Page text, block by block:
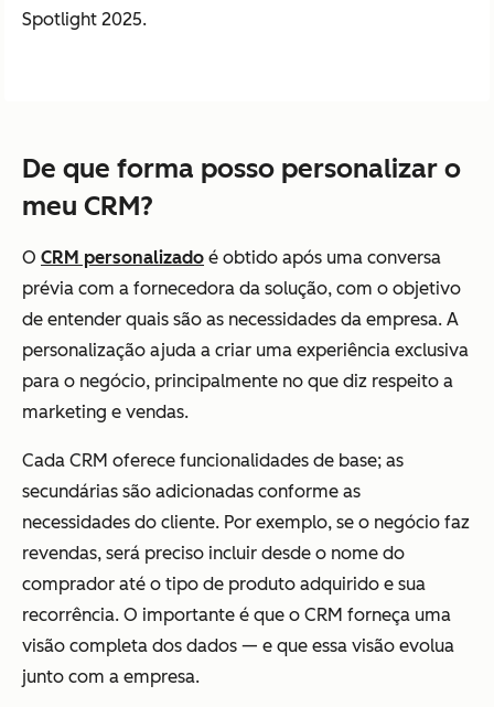
Spotlight 2025.
De que forma posso personalizar o
meu CRM?
O CRM personalizado é obtido após uma conversa
prévia com a fornecedora da solução, com o objetivo
de entender quais são as necessidades da empresa. A
personalização ajuda a criar uma experiência exclusiva
para o negócio, principalmente no que diz respeito a
marketing e vendas.
Cada CRM oferece funcionalidades de base; as
secundárias são adicionadas conforme as
necessidades do cliente. Por exemplo, se o negócio faz
revendas, será preciso incluir desde o nome do
comprador até o tipo de produto adquirido e sua
recorrência. O importante é que o CRM forneça uma
visão completa dos dados — e que essa visão evolua
junto com a empresa.